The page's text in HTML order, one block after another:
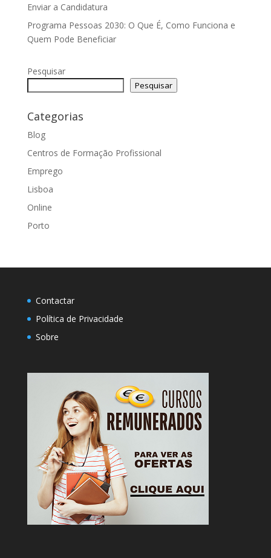
Enviar a Candidatura
Programa Pessoas 2030: O Que É, Como Funciona e
Quem Pode Beneficiar
Pesquisar
Pesquisar
Categorias
Blog
Centros de Formação Profissional
Emprego
Lisboa
Online
Porto
Contactar
Política de Privacidade
Sobre